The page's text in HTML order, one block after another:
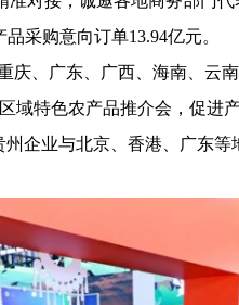
采购意向订单13.94亿元。
、广东、广西、海南、云
域特色农产品推介会，促进
企业与北京、香港、广东